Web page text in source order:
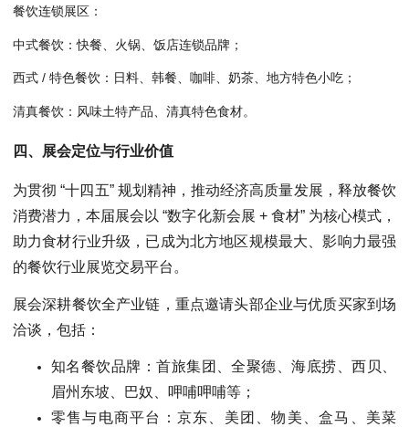
餐饮连锁展区：
中式餐饮：快餐、火锅、饭店连锁品牌；
西式 / 特色餐饮：日料、韩餐、咖啡、奶茶、地方特色小吃；
清真餐饮：风味土特产品、清真特色食材。
四、展会定位与行业价值
为贯彻 “十四五” 规划精神，推动经济高质量发展，释放餐饮
消费潜力，本届展会以 “数字化新会展 + 食材” 为核心模式，
助力食材行业升级，已成为北方地区规模最大、影响力最强
的餐饮行业展览交易平台。
展会深耕餐饮全产业链，重点邀请头部企业与优质买家到场
洽谈，包括：
知名餐饮品牌：首旅集团、全聚德、海底捞、西贝、
眉州东坡、巴奴、呷哺呷哺等；
零售与电商平台：京东、美团、物美、盒马、美菜